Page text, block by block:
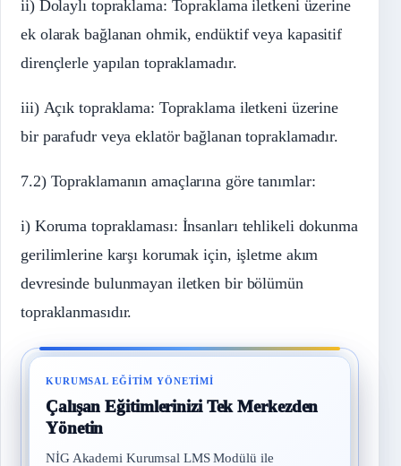
ii) Dolaylı topraklama: Topraklama iletkeni üzerine
ek olarak bağlanan ohmik, endüktif veya kapasitif
dirençlerle yapılan topraklamadır.
iii) Açık topraklama: Topraklama iletkeni üzerine
bir parafudr veya eklatör bağlanan topraklamadır.
7.2) Topraklamanın amaçlarına göre tanımlar:
i) Koruma topraklaması: İnsanları tehlikeli dokunma
gerilimlerine karşı korumak için, işletme akım
devresinde bulunmayan iletken bir bölümün
topraklanmasıdır.
KURUMSAL EĞITIM YÖNETIMI
Çalışan Eğitimlerinizi Tek Merkezden
Yönetin
NİG Akademi Kurumsal LMS Modülü ile